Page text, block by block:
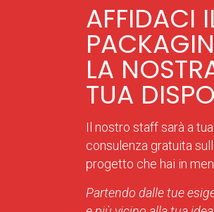
AFFIDACI
LA
TUA
Il nostro staff sarà a
consulenza gratuita
progetto che hai in
Partendo dalle tue